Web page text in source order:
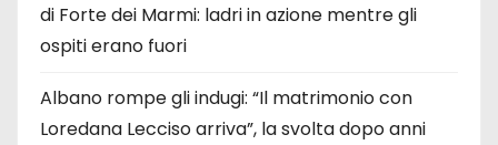
di Forte dei Marmi: ladri in azione mentre gli
ospiti erano fuori
Albano rompe gli indugi: “Il matrimonio con
Loredana Lecciso arriva”, la svolta dopo anni